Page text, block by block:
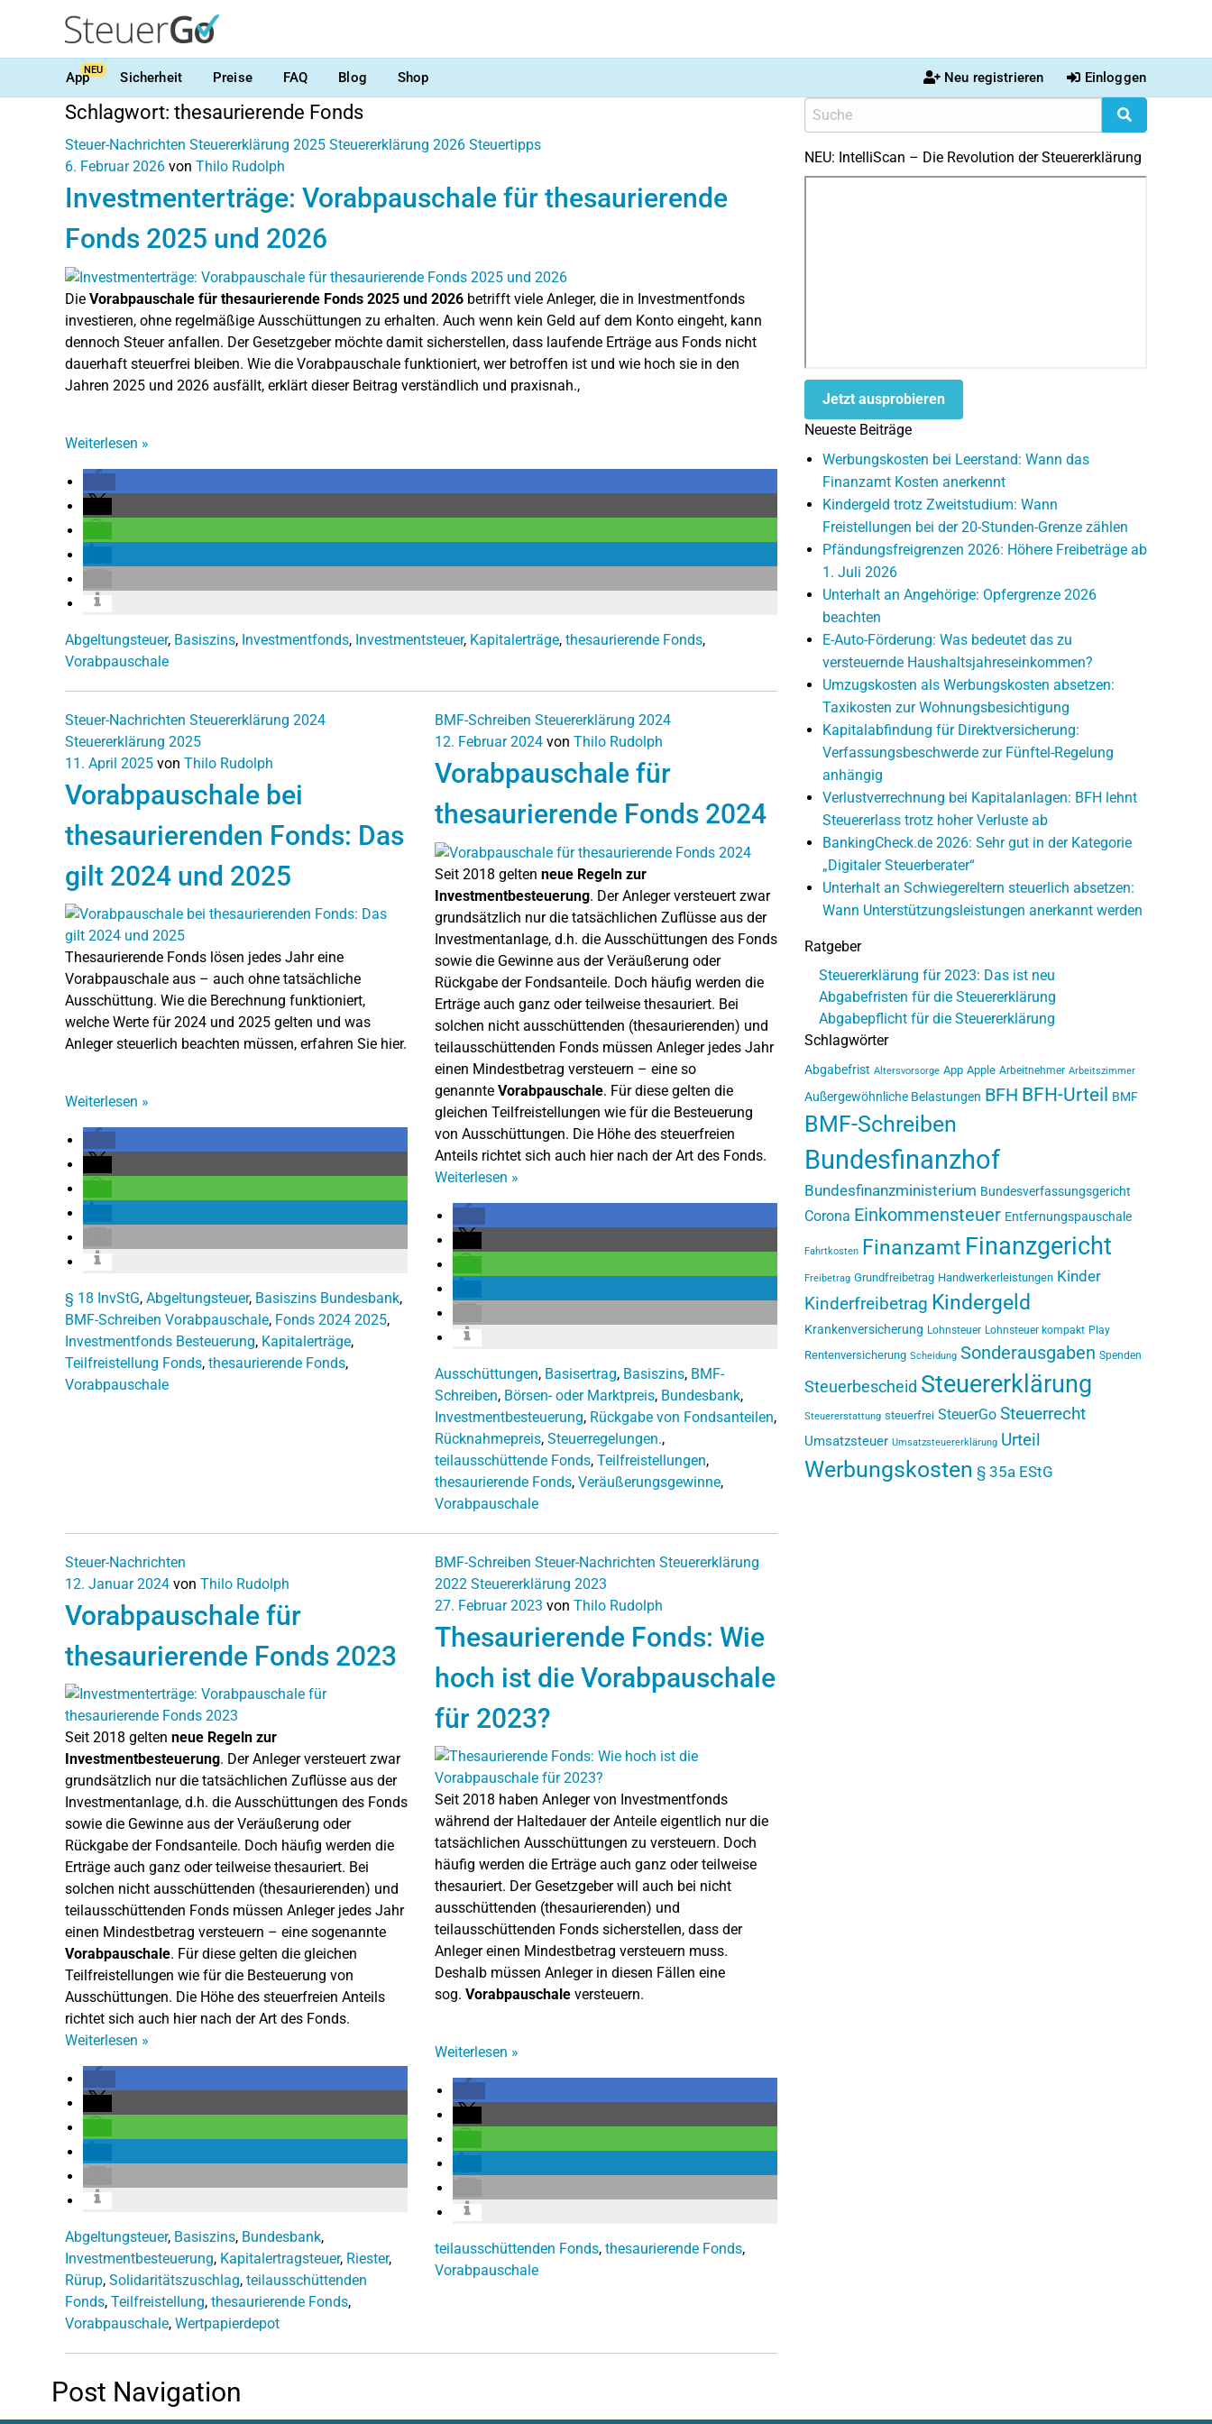
AppNEU Sicherheit Preise FAQ Blog Shop Neu registrieren Einloggen
Schlagwort: thesaurierende Fonds
Steuer-Nachrichten Steuererklärung 2025 Steuererklärung 2026 Steuertipps
6. Februar 2026 von Thilo Rudolph
Investmenterträge: Vorabpauschale für thesaurierende
Fonds 2025 und 2026
Die Vorabpauschale für thesaurierende Fonds 2025 und 2026 betrifft viele Anleger, die in Investmentfonds
investieren, ohne regelmäßige Ausschüttungen zu erhalten. Auch wenn kein Geld auf dem Konto eingeht, kann
dennoch Steuer anfallen. Der Gesetzgeber möchte damit sicherstellen, dass laufende Erträge aus Fonds nicht
dauerhaft steuerfrei bleiben. Wie die Vorabpauschale funktioniert, wer betroffen ist und wie hoch sie in den
Jahren 2025 und 2026 ausfällt, erklärt dieser Beitrag verständlich und praxisnah.,
Weiterlesen »
Abgeltungsteuer, Basiszins, Investmentfonds, Investmentsteuer, Kapitalerträge, thesaurierende Fonds,
Vorabpauschale
Steuer-Nachrichten Steuererklärung 2024
Steuererklärung 2025
11. April 2025 von Thilo Rudolph
Vorabpauschale bei
thesaurierenden Fonds: Das
gilt 2024 und 2025
Thesaurierende Fonds lösen jedes Jahr eine
Vorabpauschale aus – auch ohne tatsächliche
Ausschüttung. Wie die Berechnung funktioniert,
welche Werte für 2024 und 2025 gelten und was
Anleger steuerlich beachten müssen, erfahren Sie hier.
Weiterlesen »
§ 18 InvStG, Abgeltungsteuer, Basiszins Bundesbank,
BMF-Schreiben Vorabpauschale, Fonds 2024 2025,
Investmentfonds Besteuerung, Kapitalerträge,
Teilfreistellung Fonds, thesaurierende Fonds,
Vorabpauschale
BMF-Schreiben Steuererklärung 2024
12. Februar 2024 von Thilo Rudolph
Vorabpauschale für
thesaurierende Fonds 2024
Seit 2018 gelten neue Regeln zur
Investmentbesteuerung. Der Anleger versteuert zwar
grundsätzlich nur die tatsächlichen Zuflüsse aus der
Investmentanlage, d.h. die Ausschüttungen des Fonds
sowie die Gewinne aus der Veräußerung oder
Rückgabe der Fondsanteile. Doch häufig werden die
Erträge auch ganz oder teilweise thesauriert. Bei
solchen nicht ausschüttenden (thesaurierenden) und
teilausschüttenden Fonds müssen Anleger jedes Jahr
einen Mindestbetrag versteuern – eine so
genannte Vorabpauschale. Für diese gelten die
gleichen Teilfreistellungen wie für die Besteuerung
von Ausschüttungen. Die Höhe des steuerfreien
Anteils richtet sich auch hier nach der Art des Fonds.
Weiterlesen »
Ausschüttungen, Basisertrag, Basiszins, BMF-
Schreiben, Börsen- oder Marktpreis, Bundesbank,
Investmentbesteuerung, Rückgabe von Fondsanteilen,
Rücknahmepreis, Steuerregelungen.,
teilausschüttende Fonds, Teilfreistellungen,
thesaurierende Fonds, Veräußerungsgewinne,
Vorabpauschale
Steuer-Nachrichten
12. Januar 2024 von Thilo Rudolph
Vorabpauschale für
thesaurierende Fonds 2023
Seit 2018 gelten neue Regeln zur
Investmentbesteuerung. Der Anleger versteuert zwar
grundsätzlich nur die tatsächlichen Zuflüsse aus der
Investmentanlage, d.h. die Ausschüttungen des Fonds
sowie die Gewinne aus der Veräußerung oder
Rückgabe der Fondsanteile. Doch häufig werden die
Erträge auch ganz oder teilweise thesauriert. Bei
solchen nicht ausschüttenden (thesaurierenden) und
teilausschüttenden Fonds müssen Anleger jedes Jahr
einen Mindestbetrag versteuern – eine sogenannte
Vorabpauschale. Für diese gelten die gleichen
Teilfreistellungen wie für die Besteuerung von
Ausschüttungen. Die Höhe des steuerfreien Anteils
richtet sich auch hier nach der Art des Fonds.
Weiterlesen »
Abgeltungsteuer, Basiszins, Bundesbank,
Investmentbesteuerung, Kapitalertragsteuer, Riester,
Rürup, Solidaritätszuschlag, teilausschüttenden
Fonds, Teilfreistellung, thesaurierende Fonds,
Vorabpauschale, Wertpapierdepot
BMF-Schreiben Steuer-Nachrichten Steuererklärung
2022 Steuererklärung 2023
27. Februar 2023 von Thilo Rudolph
Thesaurierende Fonds: Wie
hoch ist die Vorabpauschale
für 2023?
Seit 2018 haben Anleger von Investmentfonds
während der Haltedauer der Anteile eigentlich nur die
tatsächlichen Ausschüttungen zu versteuern. Doch
häufig werden die Erträge auch ganz oder teilweise
thesauriert. Der Gesetzgeber will auch bei nicht
ausschüttenden (thesaurierenden) und
teilausschüttenden Fonds sicherstellen, dass der
Anleger einen Mindestbetrag versteuern muss.
Deshalb müssen Anleger in diesen Fällen eine
sog. Vorabpauschale versteuern.
Weiterlesen »
teilausschüttenden Fonds, thesaurierende Fonds,
Vorabpauschale
Post Navigation
NEU: IntelliScan – Die Revolution der Steuererklärung
Jetzt ausprobieren
Neueste Beiträge
Werbungskosten bei Leerstand: Wann das
Finanzamt Kosten anerkennt
Kindergeld trotz Zweitstudium: Wann
Freistellungen bei der 20-Stunden-Grenze zählen
Pfändungsfreigrenzen 2026: Höhere Freibeträge ab
1. Juli 2026
Unterhalt an Angehörige: Opfergrenze 2026
beachten
E-Auto-Förderung: Was bedeutet das zu
versteuernde Haushaltsjahreseinkommen?
Umzugskosten als Werbungskosten absetzen:
Taxikosten zur Wohnungsbesichtigung
Kapitalabfindung für Direktversicherung:
Verfassungsbeschwerde zur Fünftel-Regelung
anhängig
Verlustverrechnung bei Kapitalanlagen: BFH lehnt
Steuererlass trotz hoher Verluste ab
BankingCheck.de 2026: Sehr gut in der Kategorie
„Digitaler Steuerberater“
Unterhalt an Schwiegereltern steuerlich absetzen:
Wann Unterstützungsleistungen anerkannt werden
Ratgeber
Steuererklärung für 2023: Das ist neu
Abgabefristen für die Steuererklärung
Abgabepflicht für die Steuererklärung
Schlagwörter
Abgabefrist Altersvorsorge App Apple Arbeitnehmer Arbeitszimmer
Außergewöhnliche Belastungen BFH BFH-Urteil BMF
BMF-Schreiben
Bundesfinanzhof
Bundesfinanzministerium Bundesverfassungsgericht
Corona Einkommensteuer Entfernungspauschale
Fahrtkosten Finanzamt Finanzgericht
Freibetrag Grundfreibetrag Handwerkerleistungen Kinder
Kinderfreibetrag Kindergeld
Krankenversicherung Lohnsteuer Lohnsteuer kompakt Play
Rentenversicherung Scheidung Sonderausgaben Spenden
Steuerbescheid Steuererklärung
Steuererstattung steuerfrei SteuerGo Steuerrecht
Umsatzsteuer Umsatzsteuererklärung Urteil
Werbungskosten § 35a EStG